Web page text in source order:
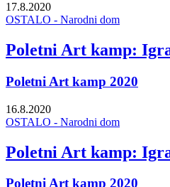
17.8.2020
OSTALO - Narodni dom
Poletni Art kamp:
Poletni Art kamp 2020
16.8.2020
OSTALO - Narodni dom
Poletni Art kamp:
Poletni Art kamp 2020